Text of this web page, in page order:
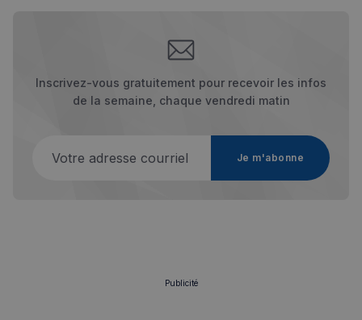
Inscrivez-vous gratuitement pour recevoir les infos
de la semaine, chaque vendredi matin
Je m'abonne
Publicité